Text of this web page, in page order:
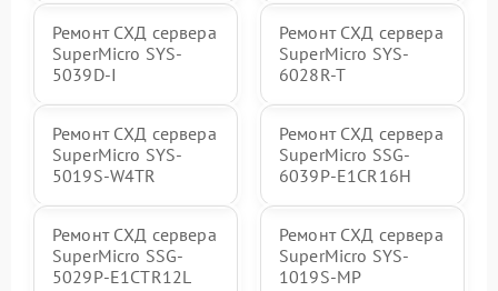
Ремонт СХД сервера
SuperMicro SYS-
5039D-I
Ремонт СХД сервера
SuperMicro SYS-
6028R-T
Ремонт СХД сервера
SuperMicro SYS-
5019S-W4TR
Ремонт СХД сервера
SuperMicro SSG-
6039P-E1CR16H
Ремонт СХД сервера
SuperMicro SSG-
5029P-E1CTR12L
Ремонт СХД сервера
SuperMicro SYS-
1019S-MP